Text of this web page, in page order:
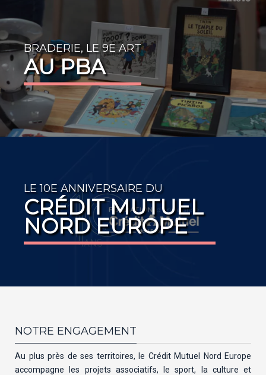
BRADERIE, LE 9E ART
AU PBA
LE 10E ANNIVERSAIRE DU
CRÉDIT MUTUEL
NORD EUROPE
NOTRE ENGAGEMENT
Au plus près de ses territoires, le Crédit Mutuel Nord Europe
accompagne les projets associatifs, le sport, la culture et